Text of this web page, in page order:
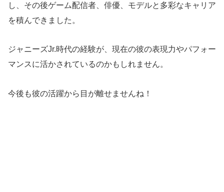
し、その後ゲーム配信者、俳優、モデルと多彩なキャリア
を積んできました。
ジャニーズJr.時代の経験が、現在の彼の表現力やパフォー
マンスに活かされているのかもしれません。
今後も彼の活躍から目が離せませんね！